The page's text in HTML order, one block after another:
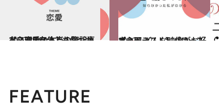
2020.8.14
【心理テスト】人気記事ベスト5 自分でも気づかない恋愛の本当の姿
占い 2020.5.27
【心理テスト】パワースポット どんな映像がお好き？
占い
FEATURE